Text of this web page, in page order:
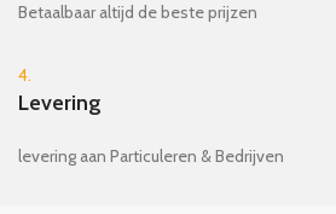
Betaalbaar altijd de beste prijzen
4.
Levering
levering aan Particuleren & Bedrijven